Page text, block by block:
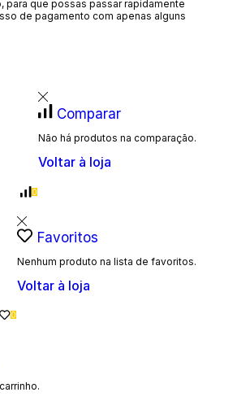
para que possas passar rapidamente
de pagamento com apenas alguns
Comparar
Não há produtos na comparação.
Voltar à loja
0
Favoritos
Nenhum produto na lista de favoritos.
Voltar à loja
0